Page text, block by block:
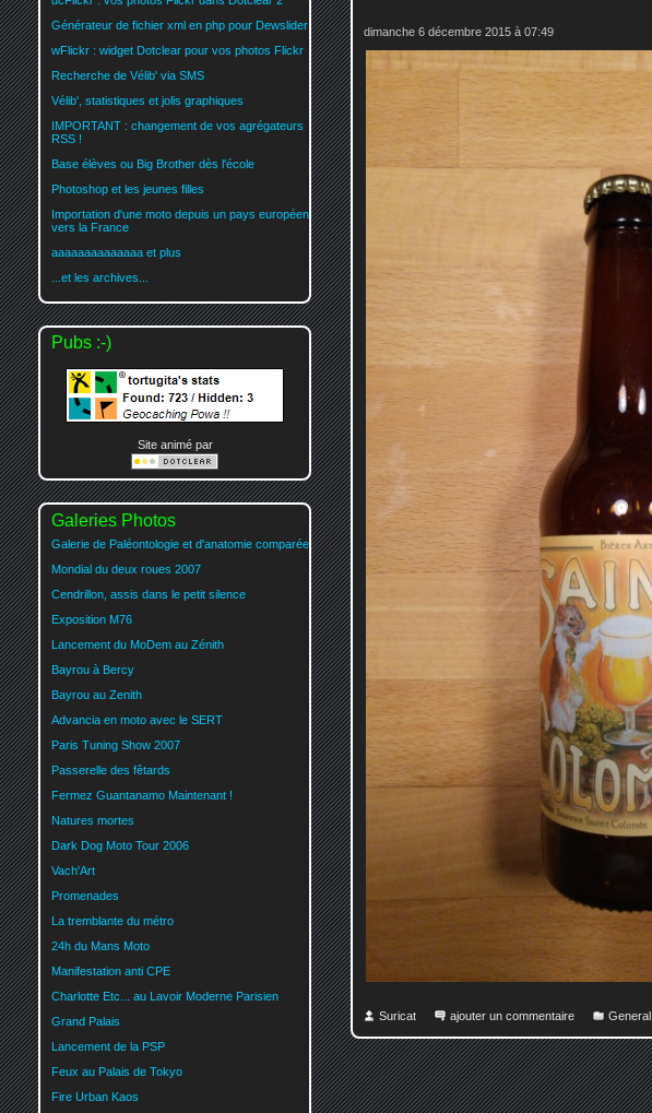
dimanche 6 décembre 2015 à 07:49
Suricat ajouter un commentaire General
Générateur de fichier xml en php pour Dewslider
wFlickr : widget Dotclear pour vos photos Flickr
Recherche de Vélib' via SMS
Vélib', statistiques et jolis graphiques
IMPORTANT : changement de vos agrégateurs
RSS !
Base élèves ou Big Brother dès l'école
Photoshop et les jeunes filles
Importation d'une moto depuis un pays européen
vers la France
aaaaaaaaaaaaaa et plus
...et les archives...
Pubs :-)
Site animé par
Galeries Photos
Galerie de Paléontologie et d'anatomie comparée
Mondial du deux roues 2007
Cendrillon, assis dans le petit silence
Exposition M76
Lancement du MoDem au Zénith
Bayrou à Bercy
Bayrou au Zenith
Advancia en moto avec le SERT
Paris Tuning Show 2007
Passerelle des fêtards
Fermez Guantanamo Maintenant !
Natures mortes
Dark Dog Moto Tour 2006
Vach'Art
Promenades
La tremblante du métro
24h du Mans Moto
Manifestation anti CPE
Charlotte Etc... au Lavoir Moderne Parisien
Grand Palais
Lancement de la PSP
Feux au Palais de Tokyo
Fire Urban Kaos